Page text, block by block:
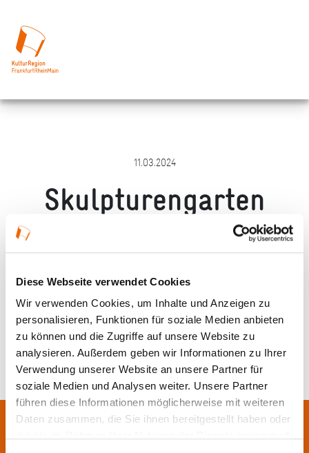
Diese Webseite verwendet Cookies
Wir verwenden Cookies, um Inhalte und Anzeigen zu
personalisieren, Funktionen für soziale Medien anbieten
zu können und die Zugriffe auf unsere Website zu
analysieren. Außerdem geben wir Informationen zu Ihrer
Verwendung unserer Website an unsere Partner für
soziale Medien und Analysen weiter. Unsere Partner
führen diese Informationen möglicherweise mit weiteren
Daten zusammen, die Sie ihnen bereitgestellt haben oder
11.03.2024
Skulpturengarten
Merken Teilen